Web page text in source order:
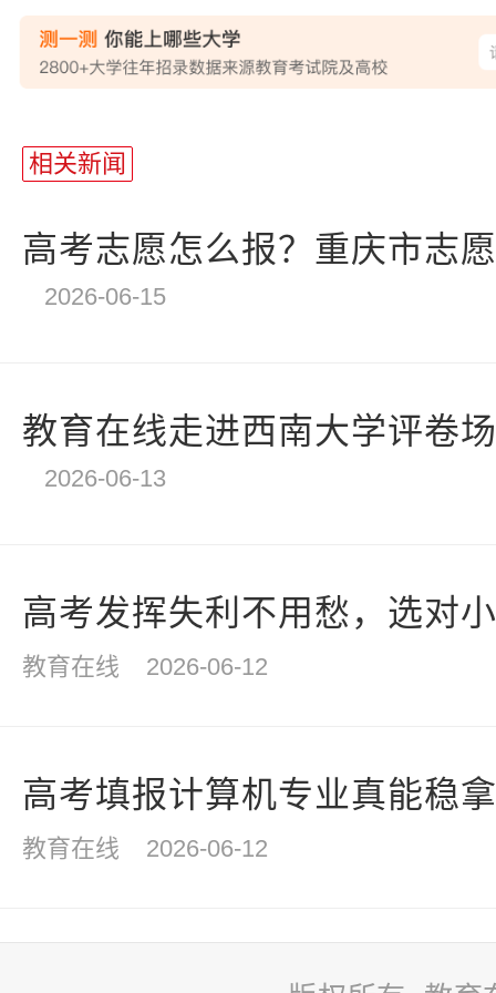
相关新闻
高考志愿怎么报？重庆市志
2026-06-15
教育在线走进西南大学评卷
2026-06-13
高考发挥失利不用愁，选对
教育在线 2026-06-12
高考填报计算机专业真能稳
教育在线 2026-06-12